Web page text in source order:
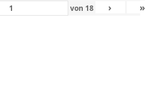
von 18 › »